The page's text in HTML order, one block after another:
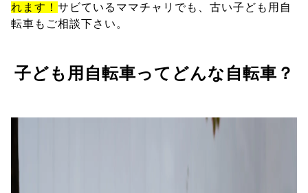
れます！ サビているママチャリでも、古い子ども用自
転車もご相談下さい。
子ども用自転車ってどんな自転車？